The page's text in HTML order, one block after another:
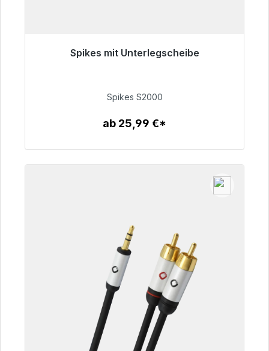
Spikes mit Unterlegscheibe
51,49 €
Spikes S2000
ab 25,99 €*